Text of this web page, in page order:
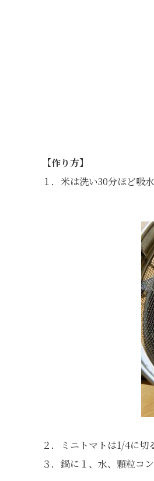
【作り方】
１．米は洗い30分ほど吸
２．ミニトマトは1/4に切
３．鍋に１、水、顆粒コ